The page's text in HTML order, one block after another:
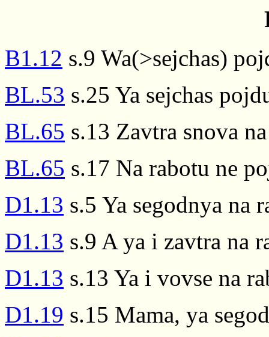
B1.12 s.9 Wa(>sejchas)
BL.53 s.25 Ya sejchas
BL.65 s.13 Zavtra snova
BL.65 s.17 Na rabotu ne
D1.13 s.5 Ya segodnya na
D1.13 s.9 A ya i zavtra na
D1.13 s.13 Ya i vovse na
D1.19 s.15 Mama, ya